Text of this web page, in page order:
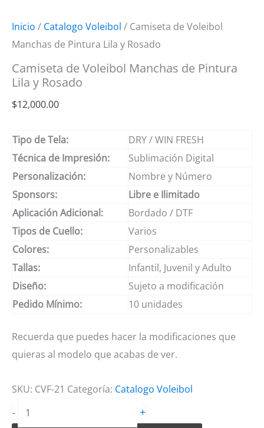
Inicio / Catalogo Voleibol / Camiseta de Voleibol
Manchas de Pintura Lila y Rosado
Camiseta de Voleibol Manchas de Pintura
Lila y Rosado
$12,000.00
Tipo de Tela:
DRY / WIN FRESH
Técnica de Impresión:
Sublimación Digital
Personalización:
Nombre y Número
Sponsors:
Libre e Ilimitado
Aplicación Adicional:
Bordado / DTF
Tipos de Cuello:
Varios
Colores:
Personalizables
Tallas:
Infantil, Juvenil y Adulto
Diseño:
Sujeto a modificación
Pedido Mínimo:
10 unidades
Recuerda que puedes hacer la modificaciones que
quieras al modelo que acabas de ver.
SKU: CVF-21 Categoría: Catalogo Voleibol
-
Camiseta
de
+